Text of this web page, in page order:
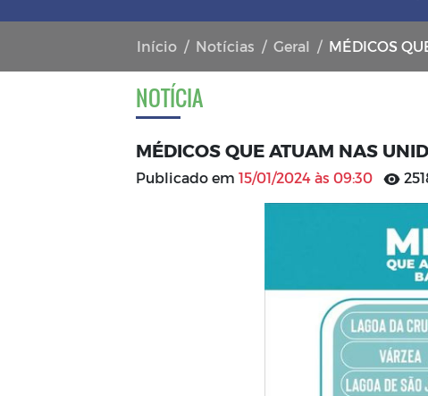
Início Notícias Geral MÉDICOS
NOTÍCIA
MÉDICOS QUE ATUAM NAS
Publicado em 15/01/2024 às 09:30